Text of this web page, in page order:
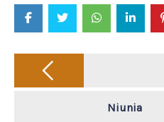
Post
navigation
Niunia